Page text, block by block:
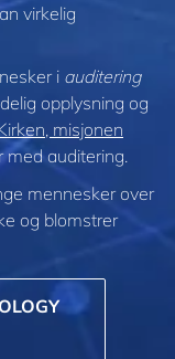
virkelig
i auditering
opplysning og
misjonen
med auditering.
mennesker over
og blomstrer